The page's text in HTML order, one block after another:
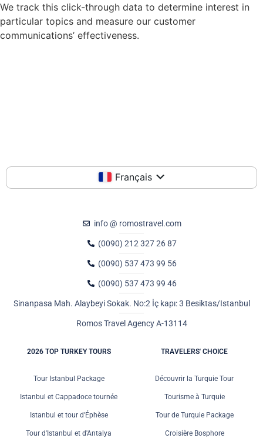
We track this click-through data to determine interest in
particular topics and measure our customer
communications’ effectiveness.
Français
info @ romostravel.com
(0090) 212 327 26 87
(0090) 537 473 99 56
(0090) 537 473 99 46
Sinanpasa Mah. Alaybeyi Sokak. No:2 İç kapı: 3 Besiktas/Istanbul
Romos Travel Agency A-13114
2026 TOP TURKEY TOURS
Tour Istanbul Package
Istanbul et Cappadoce tournée
Istanbul et tour d'Éphèse
Tour d'Istanbul et d'Antalya
TRAVELERS' CHOICE
Découvrir la Turquie Tour
Tourisme à Turquie
Tour de Turquie Package
Croisière Bosphore